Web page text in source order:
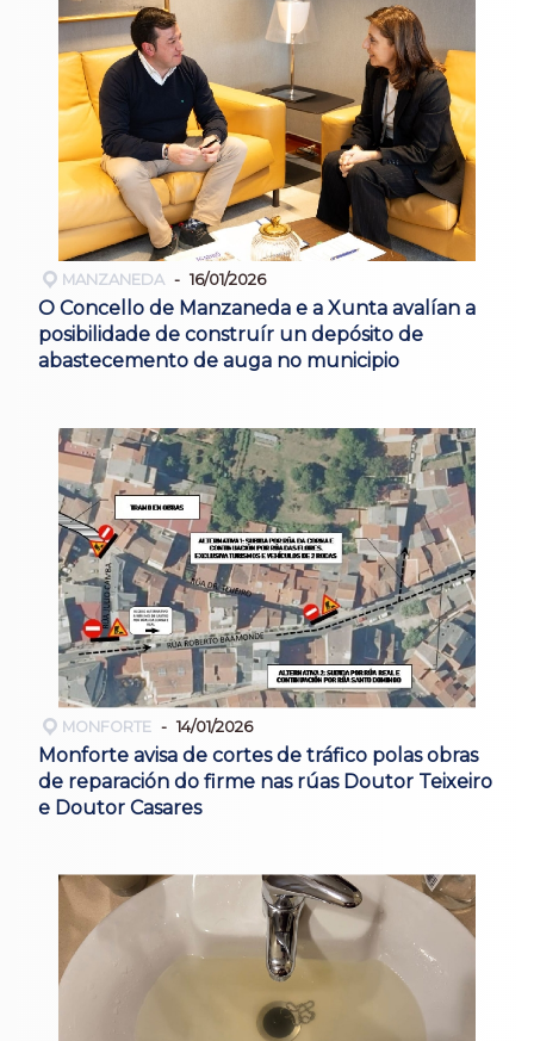
MANZANEDA 16/01/2026
O Concello de Manzaneda e a Xunta avalían a
posibilidade de construír un depósito de
abastecemento de auga no municipio
MONFORTE 14/01/2026
Monforte avisa de cortes de tráfico polas obras
de reparación do firme nas rúas Doutor Teixeiro
e Doutor Casares